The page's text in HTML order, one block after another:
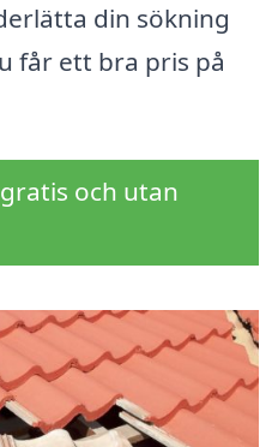
din sökning
får ett bra pris på
och utan